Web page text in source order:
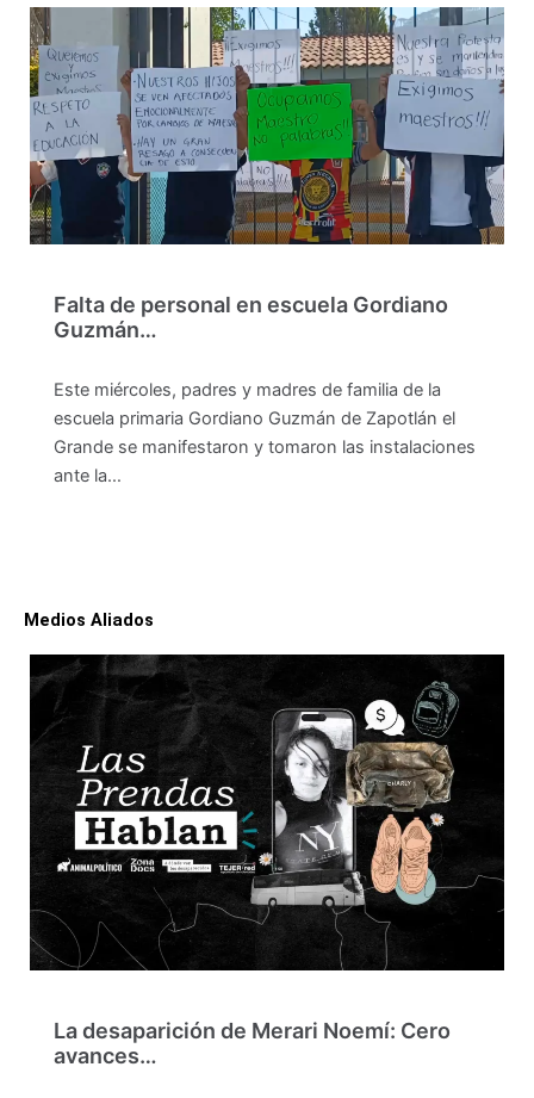
Falta de personal en escuela Gordiano
Guzmán…
Este miércoles, padres y madres de familia de la
escuela primaria Gordiano Guzmán de Zapotlán el
Grande se manifestaron y tomaron las instalaciones
ante la…
Medios Aliados
La desaparición de Merari Noemí: Cero
avances…